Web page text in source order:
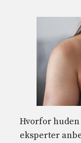
Hvorfor
eksperter